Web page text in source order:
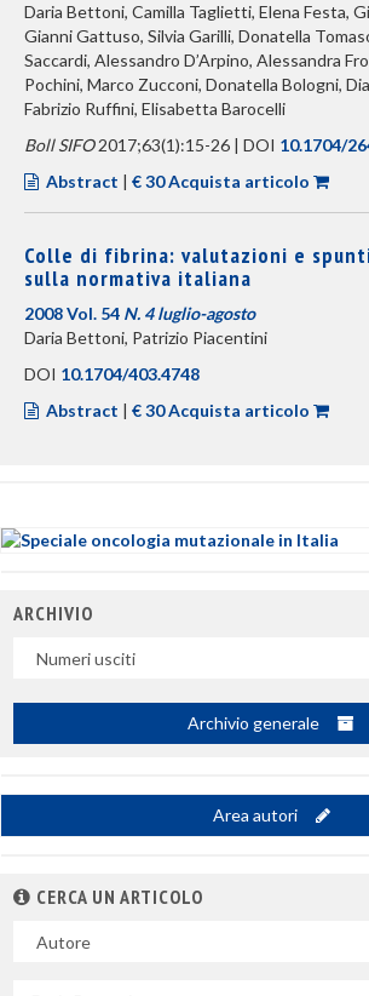
Daria Bettoni, Camilla Taglietti, Elena Festa,
Gianni Gattuso, Silvia Garilli, Donatella
Saccardi, Alessandro D’Arpino, Alessandra
Pochini, Marco Zucconi, Donatella Bologni,
Fabrizio Ruffini, Elisabetta Barocelli
Boll SIFO2017;63(1):15-26 | DOI 10.1704/
Abstract | € 30 Acquista articolo
Colle di fibrina: valutazioni e
sulla normativa italiana
2008 Vol. 54 N. 4 luglio-agosto
Daria Bettoni, Patrizio Piacentini
DOI 10.1704/403.4748
Abstract | € 30 Acquista articolo
ARCHIVIO
Archivio generale
Area autori
CERCA UN ARTICOLO
campo